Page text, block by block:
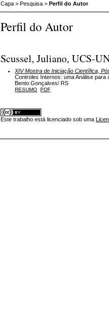
Capa >Pesquisa >Perfil do Autor
Perfil do Autor
Scussel, Juliano, UCS-
XIV Mostra de Iniciação Científica,
Controles Internos: uma Análise
Bento Gonçalves/ RS
RESUMO PDF
Este trabalho está licenciado sob uma